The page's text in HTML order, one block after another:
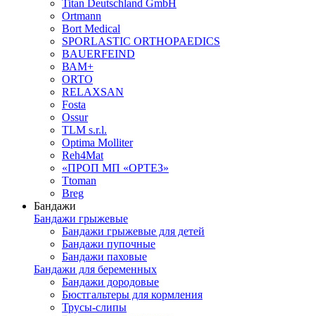
Titan Deutschland GmbH
Ortmann
Bort Medical
SPORLASTIC ORTHOPAEDICS
BAUERFEIND
ВАМ+
ORTO
RELAXSAN
Fosta
Ossur
TLM s.r.l.
Optima Molliter
Reh4Mat
«ПРОП МП «ОРТЕЗ»
Ttoman
Breg
Бандажи
Бандажи грыжевые
Бандажи грыжевые для детей
Бандажи пупочные
Бандажи паховые
Бандажи для беременных
Бандажи дородовые
Бюстгальтеры для кормления
Трусы-слипы